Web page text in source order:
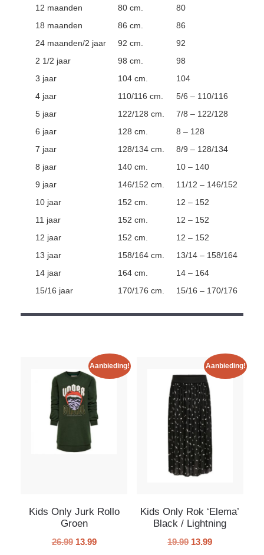
12 maanden 80 cm.
80
18 maanden
86 cm.
86
24 maanden/2 jaar
92 cm.
92
2 1/2 jaar
98 cm.
98
3 jaar
104 cm.
104
4 jaar
110/116 cm.
5/6 – 110/116
5 jaar
122/128 cm.
7/8 – 122/128
6 jaar
128 cm.
8 – 128
7 jaar
128/134 cm.
8/9 – 128/134
8 jaar
140 cm.
10 – 140
9 jaar
146/152 cm.
11/12 – 146/152
10 jaar
152 cm.
12 – 152
11 jaar
152 cm.
12 – 152
12 jaar
152 cm.
12 – 152
13 jaar
158/164 cm.
13/14 – 158/164
14 jaar
164 cm.
14 – 164
15/16 jaar
170/176 cm. 15/16 – 170/176
Aanbieding!
Kids Only Jurk Rollo
Groen
26.99 13.99
Aanbieding!
Kids Only Rok ‘Elema’
Black / Lightning
19.99 13.99